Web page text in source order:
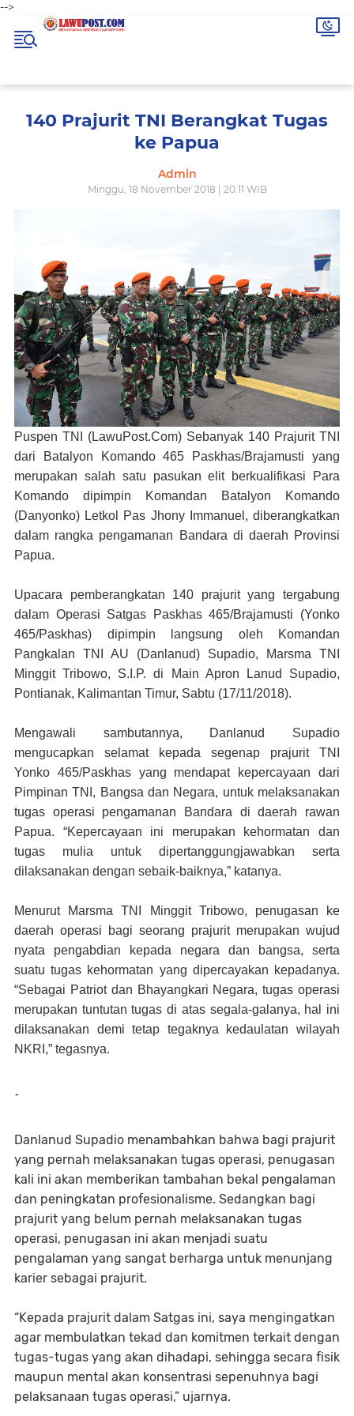
-->
140 Prajurit TNI Berangkat Tugas
ke Papua
Admin
Minggu, 18 November 2018 | 20.11 WIB
Puspen TNI (LawuPost.Com) Sebanyak 140 Prajurit TNI
dari Batalyon Komando 465 Paskhas/Brajamusti yang
merupakan salah satu pasukan elit berkualifikasi Para
Komando dipimpin Komandan Batalyon Komando
(Danyonko) Letkol Pas Jhony Immanuel, diberangkatkan
dalam rangka pengamanan Bandara di daerah Provinsi
Papua.
Upacara pemberangkatan 140 prajurit yang tergabung
dalam Operasi Satgas Paskhas 465/Brajamusti (Yonko
465/Paskhas) dipimpin langsung oleh Komandan
Pangkalan TNI AU (Danlanud) Supadio, Marsma TNI
Minggit Tribowo, S.I.P. di Main Apron Lanud Supadio,
Pontianak, Kalimantan Timur, Sabtu (17/11/2018).
Mengawali sambutannya, Danlanud Supadio
mengucapkan selamat kepada segenap prajurit TNI
Yonko 465/Paskhas yang mendapat kepercayaan dari
Pimpinan TNI, Bangsa dan Negara, untuk melaksanakan
tugas operasi pengamanan Bandara di daerah rawan
Papua. “Kepercayaan ini merupakan kehormatan dan
tugas mulia untuk dipertanggungjawabkan serta
dilaksanakan dengan sebaik-baiknya,” katanya.
Menurut Marsma TNI Minggit Tribowo, penugasan ke
daerah operasi bagi seorang prajurit merupakan wujud
nyata pengabdian kepada negara dan bangsa, serta
suatu tugas kehormatan yang dipercayakan kepadanya.
“Sebagai Patriot dan Bhayangkari Negara, tugas operasi
merupakan tuntutan tugas di atas segala-galanya, hal ini
dilaksanakan demi tetap tegaknya kedaulatan wilayah
NKRI,” tegasnya.
-
Danlanud Supadio menambahkan bahwa bagi prajurit
yang pernah melaksanakan tugas operasi, penugasan
kali ini akan memberikan tambahan bekal pengalaman
dan peningkatan profesionalisme. Sedangkan bagi
prajurit yang belum pernah melaksanakan tugas
operasi, penugasan ini akan menjadi suatu
pengalaman yang sangat berharga untuk menunjang
karier sebagai prajurit.
“Kepada prajurit dalam Satgas ini, saya mengingatkan
agar membulatkan tekad dan komitmen terkait dengan
tugas-tugas yang akan dihadapi, sehingga secara fisik
maupun mental akan konsentrasi sepenuhnya bagi
pelaksanaan tugas operasi,” ujarnya.